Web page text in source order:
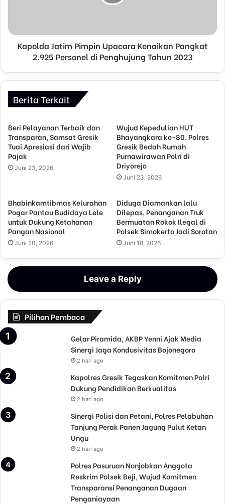
Kapolda Jatim Pimpin Upacara Kenaikan Pangkat
2.925 Personel di Penghujung Tahun 2023
Berita Terkait
Beri Pelayanan Terbaik dan
Transparan, Samsat Gresik
Tuai Apresiasi dari Wajib
Pajak
Juni 23, 2026
Wujud Kepedulian HUT
Bhayangkara ke-80, Polres
Gresik Bedah Rumah
Purnawirawan Polri di
Driyorejo
Juni 23, 2026
Bhabinkamtibmas Kelurahan
Pogar Pantau Budidaya Lele
untuk Dukung Ketahanan
Pangan Nasional
Juni 20, 2026
Diduga Diamankan lalu
Dilepas, Penanganan Truk
Bermuatan Rokok Ilegal di
Polsek Simokerto Jadi Sorotan
Juni 18, 2026
Leave a Reply
Pilihan Pembaca
Gelar Piramida, AKBP Yenni Ajak Media
Sinergi Jaga Kondusivitas Bojonegoro
2 hari ago
Kapolres Gresik Tegaskan Komitmen Polri
Dukung Pendidikan Berkualitas
2 hari ago
Sinergi Polisi dan Petani, Polres Pelabuhan
Tanjung Perak Panen Jagung Pulut Ketan
Ungu
2 hari ago
Polres Pasuruan Nonjobkan Anggota
Reskrim Polsek Beji, Wujud Komitmen
Transparansi Penanganan Dugaan
Penganiayaan